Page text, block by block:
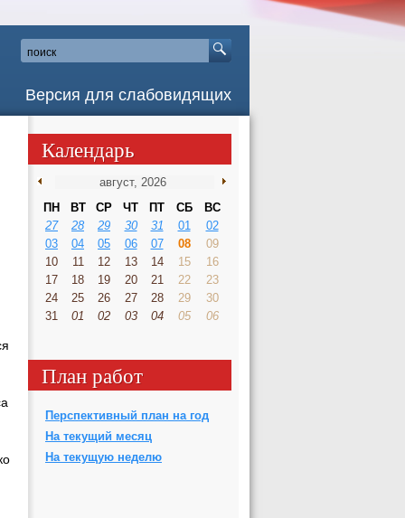
Версия для слабовидящих
Календарь
ПН ВТ СР ЧТ ПТ СБ
ВС
27
28 29 30 31 01
02
03
04 05 06 07 08
09
10
11 12 13 14 15
16
17
18 19 20 21 22
23
24
25 26 27 28 29
30
31
01 02 03 04 05 06
План работ
Перспективный план на год
На текущий месяц
На текущую неделю